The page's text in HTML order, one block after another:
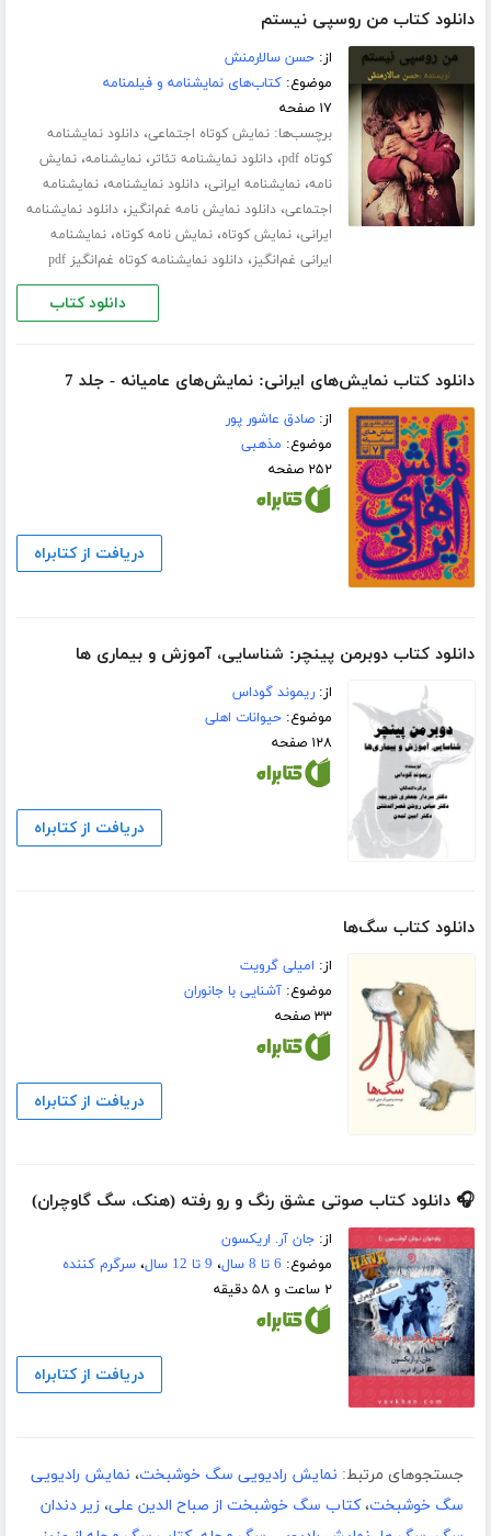
دانلود کتاب من روسپی نیستم
از:حسن سالارمنش
موضوع:کتاب‌های نمایشنامه و فیلمنامه
۱۷ صفحه
برچسب‌ها:نمایش کوتاه اجتماعی،دانلود نمایشنامه
کوتاه pdf
،دانلود نمایشنامه تئاتر،نمایشنامه،نمایش
نامه،نمایشنامه ایرانی،دانلود نمایشنامه،نمایشنامه
اجتماعی،دانلود نمایش نامه غم‌انگیز،دانلود نمایشنامه
ایرانی،نمایش کوتاه،نمایش نامه کوتاه،نمایشنامه
ایرانی غم‌انگیز،دانلود نمایشنامه کوتاه غم‌انگیز pdf
دانلود کتاب
دانلود کتاب نمایش‌های ایرانی: نمایش‌های عامیانه - جلد 7
از:صادق عاشور پور
موضوع: مذهبی
۲۵۲ صفحه
دریافت از کتابراه
دانلود کتاب دوبرمن پینچر: شناسایی، آموزش و بیماری ها
از:ریموند گوداس
موضوع:حیوانات اهلی
۱۲۸ صفحه
دریافت از کتابراه
دانلود کتاب سگ‌ها
از: امیلی گرویت
موضوع:آشنایی با جانوران
۳۳ صفحه
دریافت از کتابراه
🎧 دانلود کتاب صوتی عشق رنگ و رو رفته (هنک، سگ گاوچران)
از:جان آر. اریکسون
موضوع: 6 تا 8 سال ، 9 تا 12 سال ،سرگرم کننده
۲ ساعت و ۵۸ دقیقه
دریافت از کتابراه
جستجوهای مرتبط: نمایش رادیویی سگ خوشبخت، نمایش رادیویی
سگ خوشبخت،کتاب سگ خوشبخت از صباح الدین علی، زیر دندان